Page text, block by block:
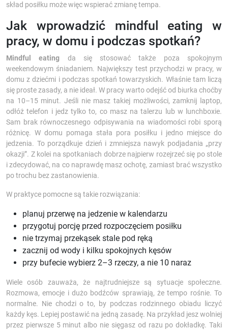
skład posiłku może więc wspierać zmianę tempa.
Jak wprowadzić mindful eating w
pracy, w domu i podczas spotkań?
Mindful eating da się stosować także poza spokojnym
weekendowym śniadaniem. Największy test przychodzi w pracy, w
domu z dziećmi i podczas spotkań towarzyskich. Właśnie tam liczą
się proste zasady, a nie ideał. W pracy warto odejść od biurka choćby
na 10–15 minut. Jeśli nie masz takiej możliwości, zamknij laptop,
odłóż telefon i jedz tylko to, co masz na talerzu lub w lunchboxie.
Sam brak równoczesnego odpisywania na wiadomości robi sporą
różnicę. W domu pomaga stała pora posiłku i jedno miejsce do
jedzenia. To porządkuje dzień i zmniejsza nawyk podjadania „przy
okazji”. Z kolei na spotkaniach dobrze najpierw rozejrzeć się po stole
i zdecydować, na co naprawdę masz ochotę, zamiast brać wszystko
po trochu bez zastanowienia.
W praktyce pomocne są takie rozwiązania:
planuj przerwę na jedzenie w kalendarzu
przygotuj porcję przed rozpoczęciem posiłku
nie trzymaj przekąsek stale pod ręką
zacznij od wody i kilku spokojnych kęsów
przy bufecie wybierz 2–3 rzeczy, a nie 10 naraz
Wiele osób zauważa, że najtrudniejsze są sytuacje społeczne.
Rozmowa, emocje i dużo bodźców sprawiają, że tempo rośnie. To
normalne. Nie chodzi o to, by podczas rodzinnego obiadu liczyć
każdy kęs. Lepiej postawić na jedną zasadę. Na przykład jesz wolniej
przez pierwsze 5 minut albo nie sięgasz od razu po dokładkę. Taki